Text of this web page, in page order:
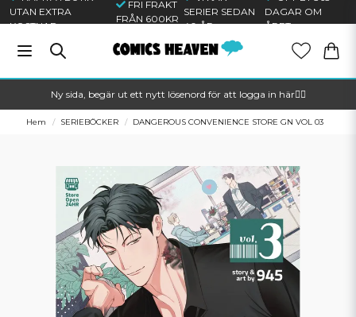
UTAN EXTRA
KOSTNAD
FRI FRAKT
FRÅN 600KR
SERIER SEDAN
40 ÅR
DAGAR OM
ÅRET
Ny sida, begär ut ett nytt lösenord för att logga in här🦸‍♂️
Hem SERIEBÖCKER DANGEROUS CONVENIENCE STORE GN VOL 03